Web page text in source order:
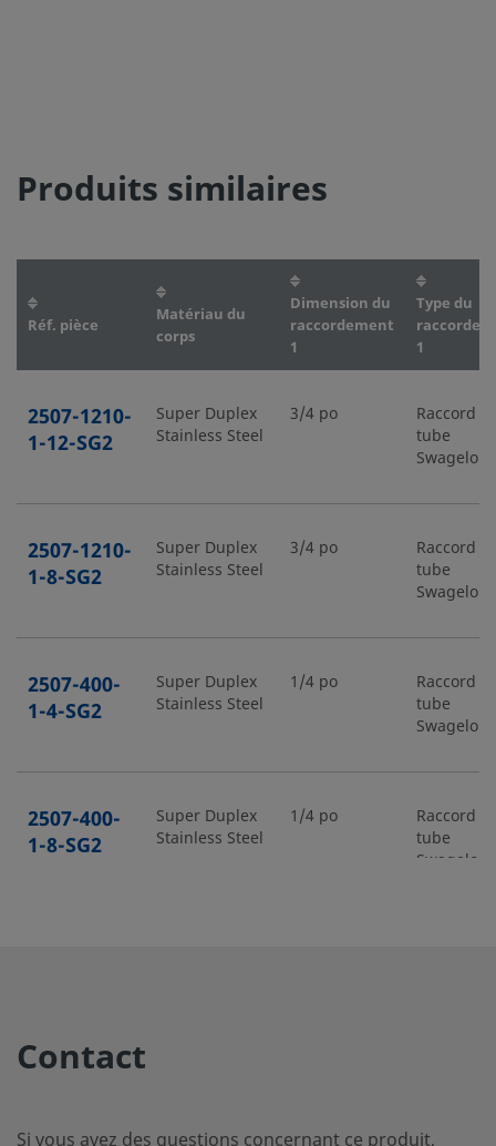
Produits similaires
Réf. pièce
Matériau du
corps
Dimension du
raccordement
1
Type du
1
2507-1210-
1-12-SG2
Super Duplex
Stainless Steel
3/4 po
Raccord
tube
2507-1210-
1-8-SG2
Super Duplex
Stainless Steel
3/4 po
Raccord
tube
2507-400-
1-4-SG2
Super Duplex
Stainless Steel
1/4 po
Raccord
tube
2507-400-
1-8-SG2
Super Duplex
Stainless Steel
1/4 po
Raccord
tube
Contact
Si vous avez des questions concernant ce produit,